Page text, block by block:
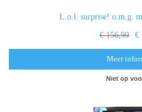
L.o.l. surprise! o.m.g.
€ 156,99 €
Meer
Niet op